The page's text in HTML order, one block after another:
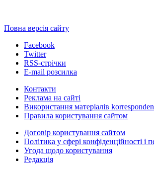
Повна версія сайту
Facebook
Twitter
RSS-стрічки
E-mail розсилка
Контакти
Реклама на сайті
Використання матеріалів
Правила користування сайтом
Договір користування сайтом
Політика у сфері конфіденційності і
Угода щодо користування
Редакція